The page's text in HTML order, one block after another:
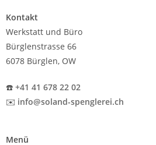
Kontakt
Werkstatt und Büro
Bürglenstrasse 66
6078 Bürglen, OW
☎️ +41 41 678 22 02
✉️ info@soland-spenglerei.ch
Menü